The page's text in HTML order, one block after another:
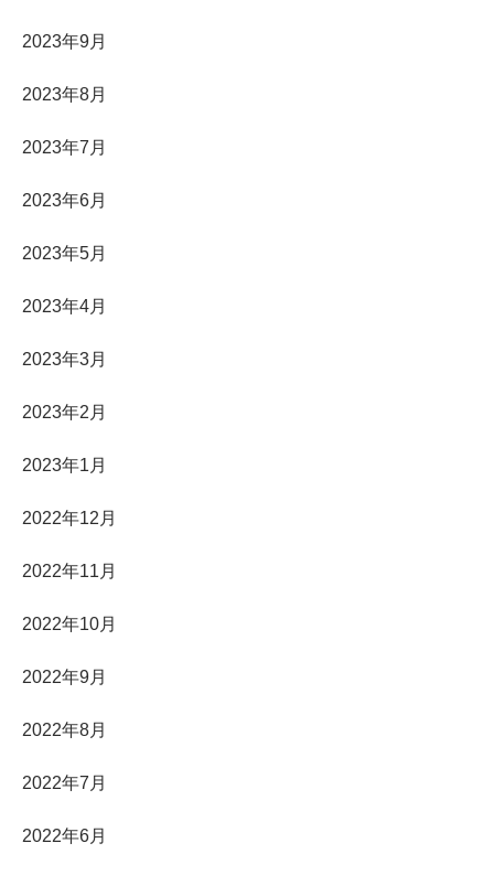
2023年9月
2023年8月
2023年7月
2023年6月
2023年5月
2023年4月
2023年3月
2023年2月
2023年1月
2022年12月
2022年11月
2022年10月
2022年9月
2022年8月
2022年7月
2022年6月